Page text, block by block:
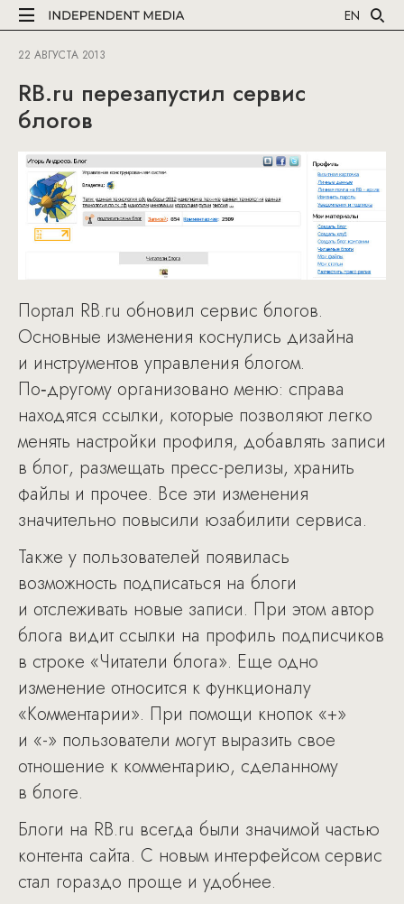
EN
22 АВГУСТА 2013
RB.ru перезапустил сервис
блогов
Портал RB.ru обновил сервис блогов.
Основные изменения коснулись дизайна
и инструментов управления блогом.
По‑другому организовано меню: справа
находятся ссылки, которые позволяют легко
менять настройки профиля, добавлять записи
в блог, размещать пресс-релизы, хранить
файлы и прочее. Все эти изменения
значительно повысили юзабилити сервиса.
Также у пользователей появилась
возможность подписаться на блоги
и отслеживать новые записи. При этом автор
блога видит ссылки на профиль подписчиков
в строке «Читатели блога». Еще одно
изменение относится к функционалу
«Комментарии». При помощи кнопок «+»
и «-» пользователи могут выразить свое
отношение к комментарию, сделанному
в блоге.
Блоги на RB.ru всегда были значимой частью
контента сайта. С новым интерфейсом сервис
стал гораздо проще и удобнее.